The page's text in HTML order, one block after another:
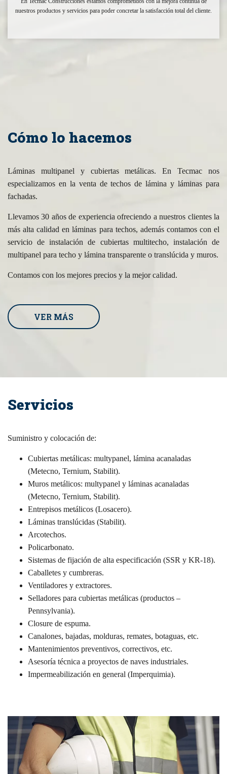
nuestros productos y servicios para poder concretar la satisfacción total del cliente.
Cómo lo hacemos
Láminas multipanel y cubiertas metálicas. En Tecmac nos
especializamos en la venta de techos de lámina y láminas para
fachadas.
Llevamos 30 años de experiencia ofreciendo a nuestros clientes la
más alta calidad en láminas para techos, además contamos con el
servicio de instalación de cubiertas multitecho, instalación de
multipanel para techo y lámina transparente o translúcida y muros.
Contamos con los mejores precios y la mejor calidad.
VER MÁS
Servicios
Suministro y colocación de:
Cubiertas metálicas: multypanel, lámina acanaladas
(Metecno, Ternium, Stabilit).
Muros metálicos: multypanel y láminas acanaladas
(Metecno, Ternium, Stabilit).
Entrepisos metálicos (Losacero).
Láminas translúcidas (Stabilit).
Arcotechos.
Policarbonato.
Sistemas de fijación de alta especificación (SSR y KR-18).
Caballetes y cumbreras.
Ventiladores y extractores.
Selladores para cubiertas metálicas (productos –
Pennsylvania).
Closure de espuma.
Canalones, bajadas, molduras, remates, botaguas, etc.
Mantenimientos preventivos, correctivos, etc.
Asesoría técnica a proyectos de naves industriales.
Impermeabilización en general (Imperquimia).